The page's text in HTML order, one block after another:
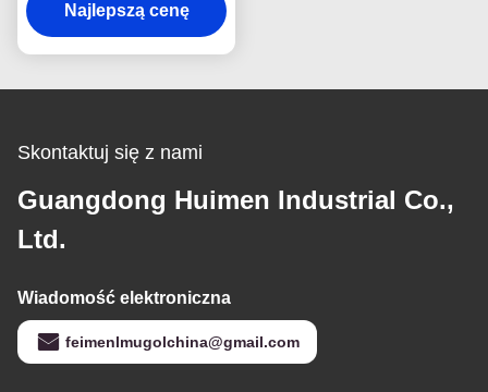
JAC 1040 8-97123330-0
1307100AA
Najlepszą cenę
Skontaktuj się z nami
Guangdong Huimen Industrial Co.,
Ltd.
Wiadomość elektroniczna
feimenlmugolchina@gmail.com